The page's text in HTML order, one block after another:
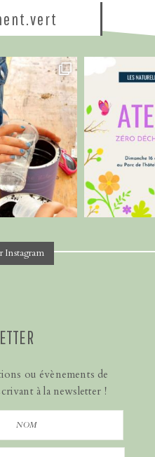
Instagram
ou évènements de
à la newsletter !